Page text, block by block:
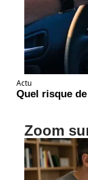
Actu
Quel risque
Zoom